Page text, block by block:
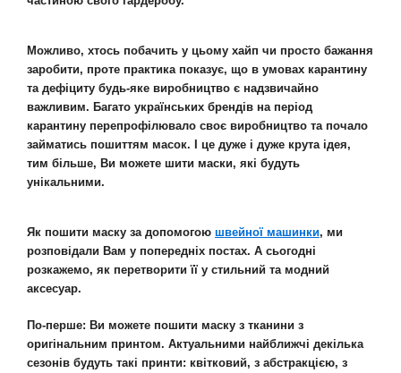
Можливо, хтось побачить у цьому хайп чи просто бажання
заробити, проте практика показує, що в умовах карантину
та дефіциту будь-яке виробництво є надзвичайно
важливим. Багато українських брендів на період
карантину перепрофілювало своє виробництво та почало
займатись пошиттям масок. І це дуже і дуже крута ідея,
тим більше, Ви можете шити маски, які будуть
унікальними.
Як пошити маску за допомогою швейної машинки, ми
розповідали Вам у попередніх постах. А сьогодні
розкажемо, як перетворити її у стильний та модний
аксесуар.
По-перше: Ви можете пошити маску з тканини з
оригінальним принтом. Актуальними найближчі декілька
сезонів будуть такі принти: квітковий, з абстракцією, з